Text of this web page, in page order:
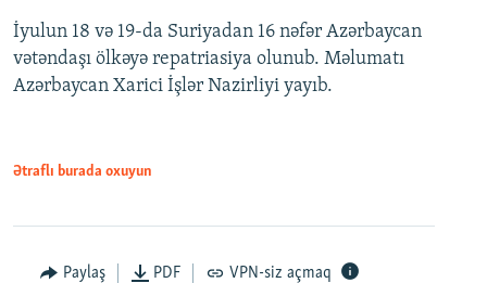
İyulun 18 və 19-da Suriyadan 16 nəfər Azərbaycan
vətəndaşı ölkəyə repatriasiya olunub. Məlumatı
Azərbaycan Xarici İşlər Nazirliyi yayıb.
Ətraflı burada oxuyun
Paylaş PDF VPN-siz açmaq